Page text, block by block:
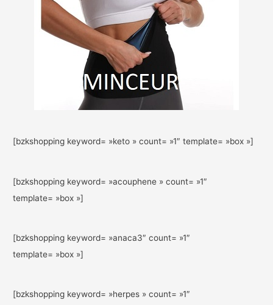
[bzkshopping keyword= »keto » count= »1″ template= »box »]
[bzkshopping keyword= »acouphene » count= »1″
template= »box »]
[bzkshopping keyword= »anaca3″ count= »1″
template= »box »]
[bzkshopping keyword= »herpes » count= »1″